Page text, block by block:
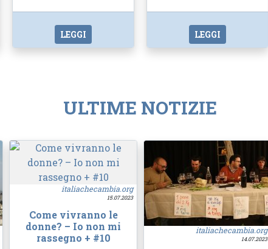
LEGGI LEGGI
ULTIME NOTIZIE
italiachecambia.org
15.07.2023
Come vivranno le
donne? – Io non mi
rassegno + #10
italiachecambia.org
14.07.2023